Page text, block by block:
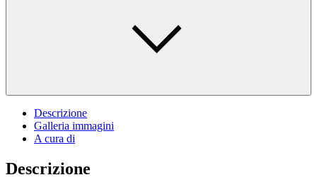
Descrizione
Galleria immagini
A cura di
Descrizione